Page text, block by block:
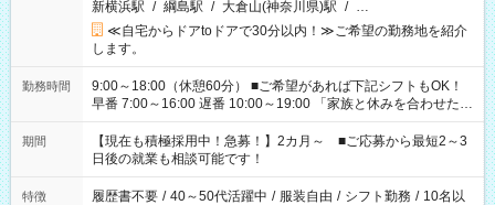
新横浜駅 / 綱島駅 / 大倉山(神奈川県)駅 / …
≪自宅からドアtoドアで30分以内！≫ご希望の勤務地を紹介
します。
勤務時間
9:00～18:00（休憩60分） ■ご希望があれば下記シフトもOK！
早番 7:00～16:00 遅番 10:00～19:00 「家族と休みを合わせた
い」 「余裕を持って夕飯の準備がしたい」 「できれば残業はし
たくない」 など、ご希望を教えてくださいね。 ※Wワーク希望
の方へ 今ご覧のお仕事で希望する勤務時間と、もう1つのお仕事
の勤務時間。 合計で週40時間を超える場合は応募できません。
期間
【現在も積極採用中！急募！】2カ月～ ■ご応募から最短2～3
日後の就業も相談可能です！
特徴 履歴書不要 / 40～50代活躍中 / 服装自由 / シフト勤務 / 10名以